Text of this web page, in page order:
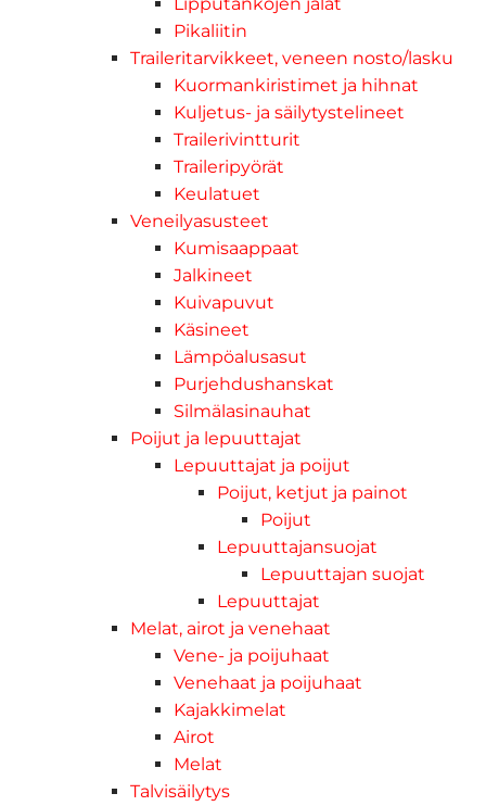
Pikaliitin
Traileritarvikkeet, veneen nosto/lasku
Kuormankiristimet ja hihnat
Kuljetus- ja säilytystelineet
Trailerivintturit
Traileripyörät
Keulatuet
Veneilyasusteet
Kumisaappaat
Jalkineet
Kuivapuvut
Käsineet
Lämpöalusasut
Purjehdushanskat
Silmälasinauhat
Poijut ja lepuuttajat
Lepuuttajat ja poijut
Poijut, ketjut ja painot
Poijut
Lepuuttajansuojat
Lepuuttajan suojat
Lepuuttajat
Melat, airot ja venehaat
Vene- ja poijuhaat
Venehaat ja poijuhaat
Kajakkimelat
Airot
Melat
Talvisäilytys